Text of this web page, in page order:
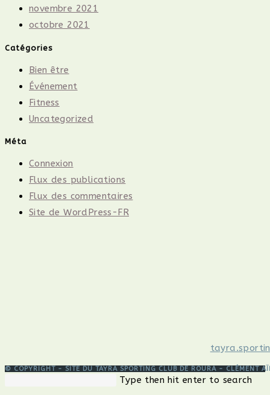
novembre 2021
octobre 2021
Catégories
Bien être
Événement
Fitness
Uncategorized
Méta
Connexion
Flux des publications
Flux des commentaires
Site de WordPress-FR
© COPYRIGHT - SITE DU TAYRA SPORTING CLUB DE ROURA - CLÉMENT
Type then hit enter to search